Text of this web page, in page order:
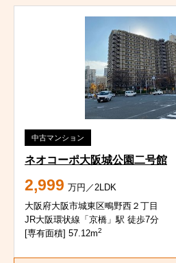
中古マンション
ネオコーポ大阪城公園二号館
2,999 万円／2LDK
大阪府大阪市城東区鴫野西２丁目
JR大阪環状線「京橋」駅 徒歩7分
[専有面積] 57.12m2